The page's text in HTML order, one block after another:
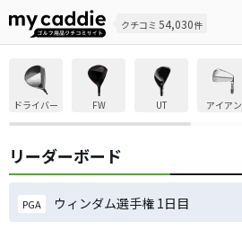
クチコミ 54,030件
ドライバー FW UT アイアン
リーダーボード
PGA ウィンダム選手権 1日目